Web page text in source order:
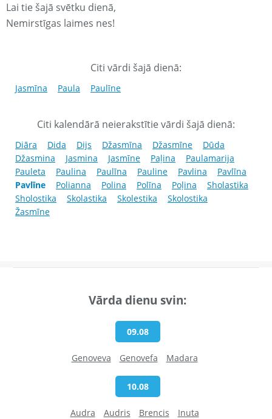
Lai tie šajā svētku dienā,
Nemirstīgas laimes nes!
Citi vārdi šajā dienā:
Jasmīna Paula Paulīne
Citi kalendārā neierakstītie vārdi šajā dienā:
Diāra Dida Dijs Džasmīna Džasmīne
Dūda
Džasmina
Jasmina Jasmīne Paļina
Paulamarija
Pauleta
Paulina Paulīna Pauline Pavlina
Pavlīna
Pavlīne
Polianna Polina Polīna Poļina
Sholastika
Sholostika
Skolastika Skolestika
Skolostika
Žasmīne
Vārda dienu svin:
09.08
Genoveva Genovefa Madara
10.08
Audra Audris Brencis Inuta